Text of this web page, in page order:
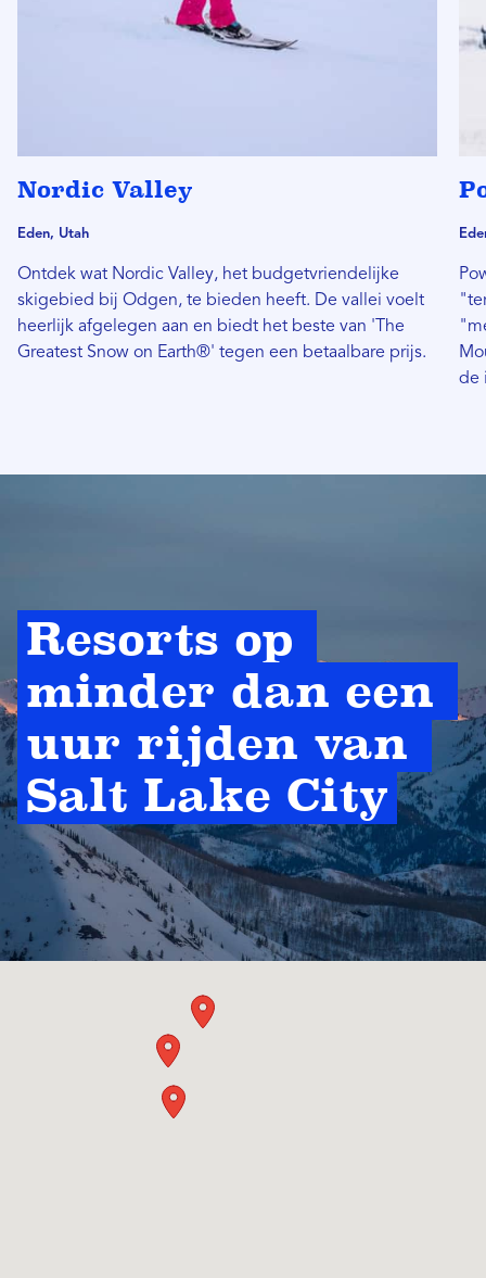
Nordic Valley
Eden, Utah
Ontdek wat Nordic Valley, het budgetvriendelijke
skigebied bij Odgen, te bieden heeft. De vallei voelt
heerlijk afgelegen aan en biedt het beste van 'The
Greatest Snow on Earth®' tegen een betaalbare prijs.
de
Resorts op
minder dan een
uur rijden van
Salt Lake City